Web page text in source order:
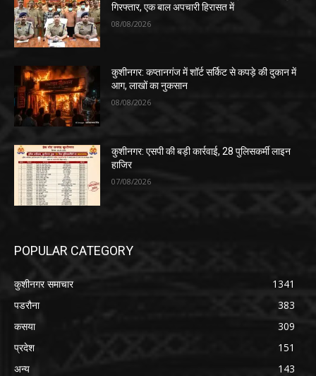
गिरफ्तार, एक बाल अपचारी हिरासत में
08/08/2026
कुशीनगर: कप्तानगंज में शॉर्ट सर्किट से कपड़े की दुकान में
आग, लाखों का नुकसान
08/08/2026
कुशीनगर: एसपी की बड़ी कार्रवाई, 28 पुलिसकर्मी लाइन
हाजिर
07/08/2026
POPULAR CATEGORY
कुशीनगर समाचार
1341
पडरौना
383
कसया
309
प्रदेश
151
अन्य
143